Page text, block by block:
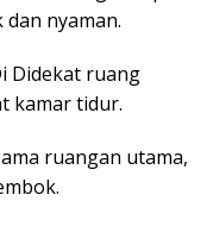
nyaman.
Didekat ruang
kamar tidur.
ruangan utama,